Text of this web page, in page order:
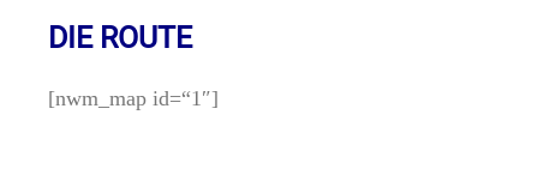
DIE ROUTE
[nwm_map id=“1″]